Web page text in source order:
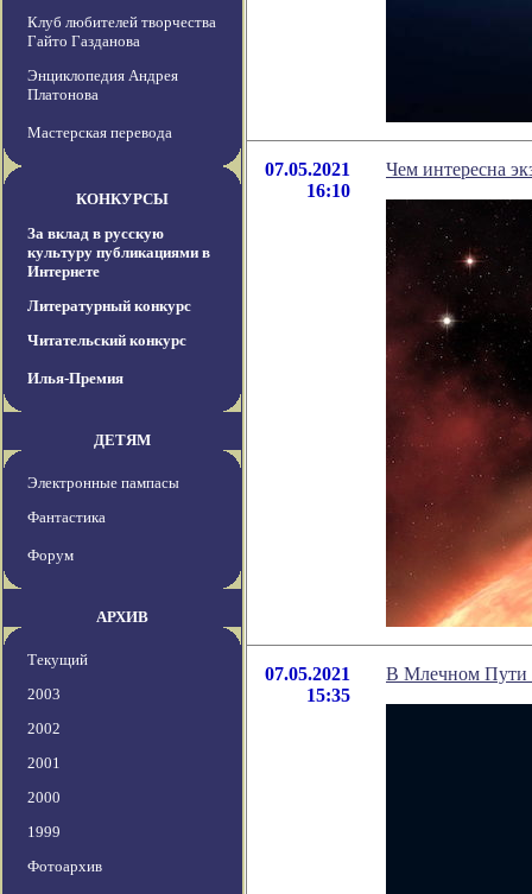
Клуб любителей творчества
Гайто Газданова
Энциклопедия Андрея
Платонова
Мастерская перевода
КОНКУРСЫ
За вклад в русскую
культуру публикациями в
Интернете
Литературный конкурс
Читательский конкурс
Илья-Премия
ДЕТЯМ
Электронные пампасы
Фантастика
Форум
АРХИВ
Текущий
2003
2002
2001
2000
1999
Фотоархив
07.05.2021
16:10
Чем интересна
07.05.2021
15:35
В Млечном Пути